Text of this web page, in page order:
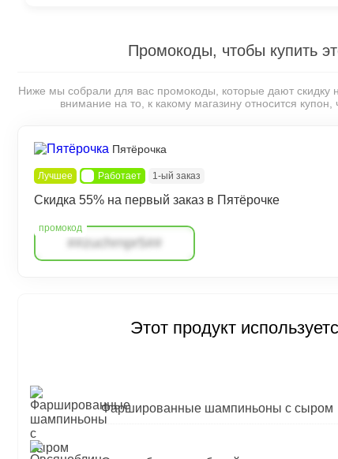
Промокоды, чтобы купить
Ниже мы собрали для вас промокоды, которые дают
внимание на то, к какому магазину относится
Пятёрочка
Лучшее Работает 1-ый заказ
Скидка 55% на первый заказ в Пятёрочке
##zuchrnpr5##
Этот продукт
Фаршированные шампиньоны с сыром